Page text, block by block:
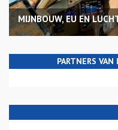
MIJNBOUW, EU EN
PARTNERS